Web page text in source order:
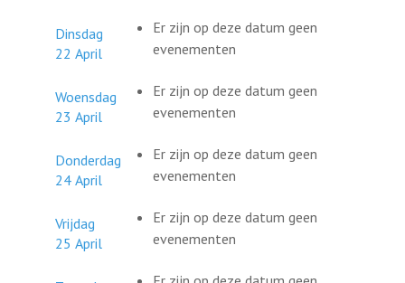
Dinsdag
22 April
Er zijn op deze datum geen
evenementen
Woensdag
23 April
Er zijn op deze datum geen
evenementen
Donderdag
24 April
Er zijn op deze datum geen
evenementen
Vrijdag
25 April
Er zijn op deze datum geen
evenementen